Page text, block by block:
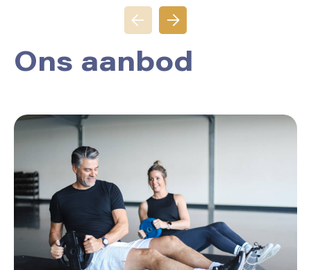
Ons aanbod